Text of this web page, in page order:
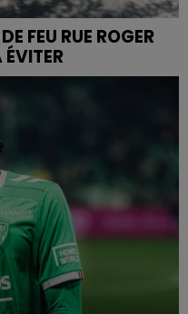
FEU RUE ROGER
ÉVITER